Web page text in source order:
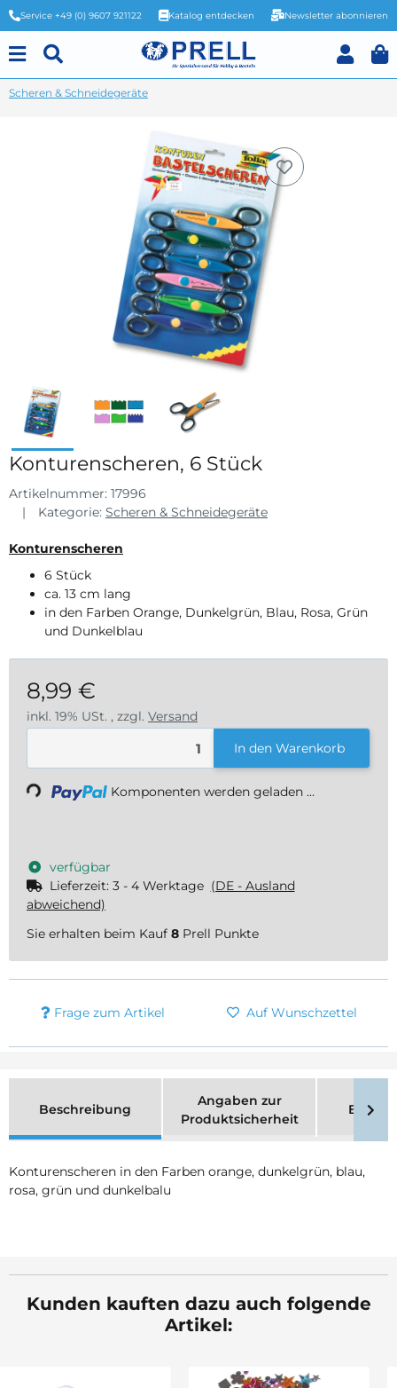
Service +49 (0) 9607 921122 Katalog entdecken Newsletter abonnieren
Scheren & Schneidegeräte
Konturenscheren, 6 Stück
Artikelnummer: 17996
Kategorie: Scheren & Schneidegeräte
Konturenscheren
6 Stück
ca. 13 cm lang
in den Farben Orange, Dunkelgrün, Blau, Rosa, Grün
und Dunkelblau
8,99 €
inkl. 19% USt. , zzgl. Versand
In den Warenkorb
Komponenten werden geladen ...
verfügbar
Lieferzeit: 3 - 4 Werktage (DE - Ausland
abweichend)
Sie erhalten beim Kauf 8 Prell Punkte
Frage zum Artikel Auf Wunschzettel
Beschreibung
Angaben zur
Produktsicherheit
Konturenscheren in den Farben orange, dunkelgrün, blau,
rosa, grün und dunkelbalu
Kunden kauften dazu auch folgende
Artikel: